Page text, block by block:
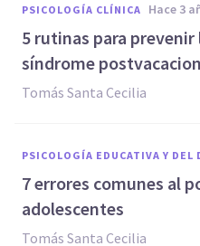
PSICOLOGÍA CLÍNICA hace 3
5 rutinas para
síndrome
Tomás Santa Cecilia
PSICOLOGÍA EDUCATIVA Y DEL
7 errores comunes al
adolescentes
Tomás Santa Cecilia